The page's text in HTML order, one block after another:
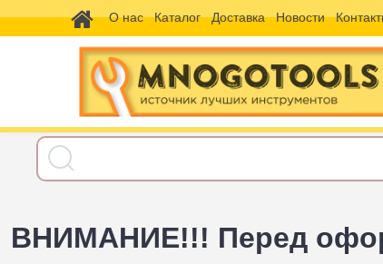
О нас Каталог Доставка Новости
ВНИМАНИЕ!!! Перед